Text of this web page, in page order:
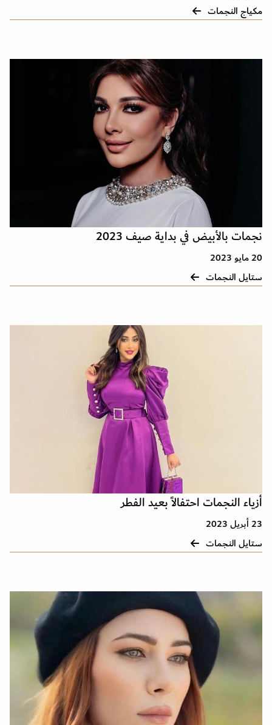
مكياج النجمات
نجمات بالأبيض في بداية صيف 2023
20 مايو 2023
ستايل النجمات
أزياء النجمات احتفالاً بعيد الفطر
23 أبريل 2023
ستايل النجمات